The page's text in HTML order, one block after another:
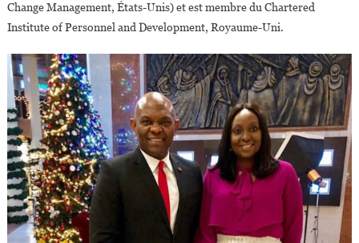
Change Management, États-Unis) et est membre du Chartered
Institute of Personnel and Development, Royaume-Uni.